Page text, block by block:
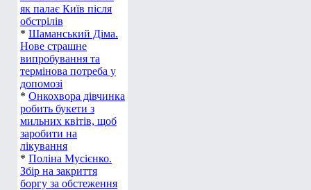
як палає Київ після
обстрілів
* Шаманський Діма.
Нове страшне
випробування та
термінова потреба у
допомозі
* Онкохвора дівчинка
робить букети з
мильних квітів, щоб
заробити на
лікування
* Поліна Мусієнко.
Збір на закриття
боргу за обстеження